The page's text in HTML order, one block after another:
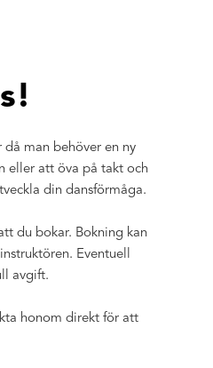
man behöver en ny
eller att öva på takt och
din dansförmåga.
du bokar. Bokning kan
Eventuell
avgift.
honom direkt för att